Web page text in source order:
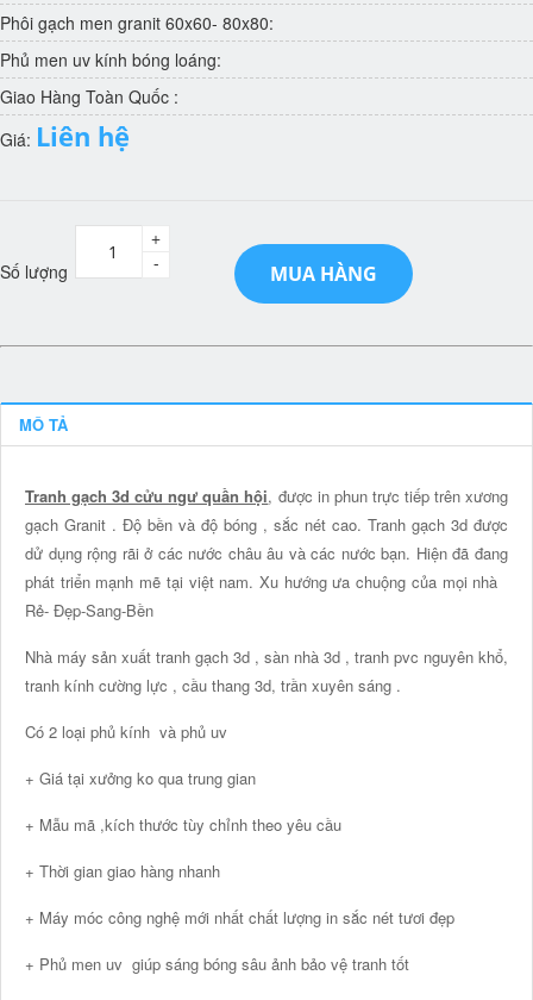
Phôi gạch men granit 60x60- 80x80:
Phủ men uv kính bóng loáng:
Giao Hàng Toàn Quốc :
Giá: Liên hệ
Số lượng -
+
MUA HÀNG
MÔ TẢ
Tranh gạch 3d cửu ngư quần hội, được in phun trực tiếp trên xương
gạch Granit . Độ bền và độ bóng , sắc nét cao. Tranh gạch 3d được
dử dụng rộng rãi ở các nước châu âu và các nước bạn. Hiện đã đang
phát triển mạnh mẽ tại việt nam. Xu hướng ưa chuộng của mọi nhà
Rẻ- Đẹp-Sang-Bền
Nhà máy sản xuất tranh gạch 3d , sàn nhà 3d , tranh pvc nguyên khổ,
tranh kính cường lực , cầu thang 3d, trần xuyên sáng .
Có 2 loại phủ kính và phủ uv
+ Giá tại xưởng ko qua trung gian
+ Mẫu mã ,kích thước tùy chỉnh theo yêu cầu
+ Thời gian giao hàng nhanh
+ Máy móc công nghệ mới nhất chất lượng in sắc nét tươi đẹp
+ Phủ men uv giúp sáng bóng sâu ảnh bảo vệ tranh tốt